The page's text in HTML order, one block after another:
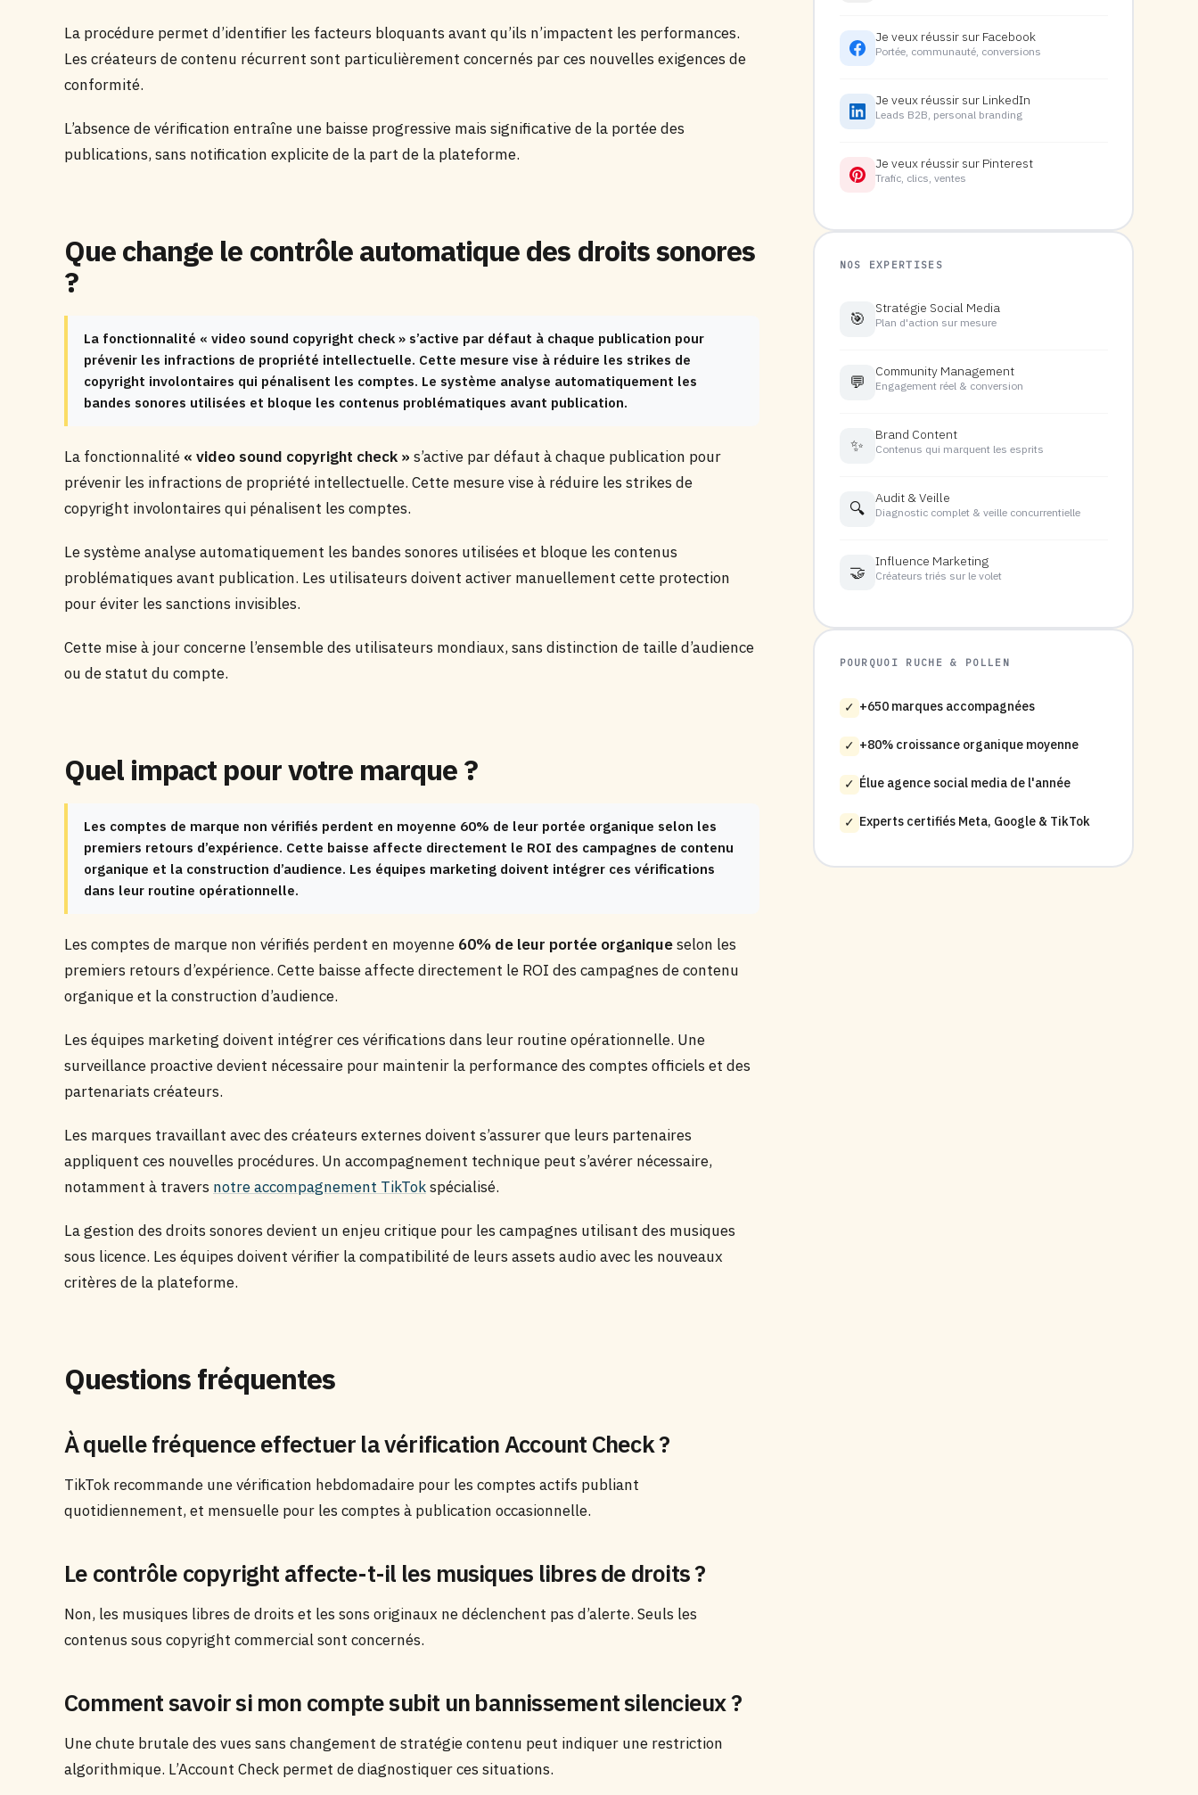
La procédure permet d’identifier les facteurs bloquants avant qu’ils n’impactent les performances.
Les créateurs de contenu récurrent sont particulièrement concernés par ces nouvelles exigences de
conformité.
L’absence de vérification entraîne une baisse progressive mais significative de la portée des
publications, sans notification explicite de la part de la plateforme.
Que change le contrôle automatique des droits sonores
?
La fonctionnalité « video sound copyright check » s’active par défaut à chaque publication pour
prévenir les infractions de propriété intellectuelle. Cette mesure vise à réduire les strikes de
copyright involontaires qui pénalisent les comptes. Le système analyse automatiquement les
bandes sonores utilisées et bloque les contenus problématiques avant publication.
La fonctionnalité « video sound copyright check » s’active par défaut à chaque publication pour
prévenir les infractions de propriété intellectuelle. Cette mesure vise à réduire les strikes de
copyright involontaires qui pénalisent les comptes.
Le système analyse automatiquement les bandes sonores utilisées et bloque les contenus
problématiques avant publication. Les utilisateurs doivent activer manuellement cette protection
pour éviter les sanctions invisibles.
Cette mise à jour concerne l’ensemble des utilisateurs mondiaux, sans distinction de taille d’audience
ou de statut du compte.
Quel impact pour votre marque ?
Les comptes de marque non vérifiés perdent en moyenne 60% de leur portée organique selon les
premiers retours d’expérience. Cette baisse affecte directement le ROI des campagnes de contenu
organique et la construction d’audience. Les équipes marketing doivent intégrer ces vérifications
dans leur routine opérationnelle.
Les comptes de marque non vérifiés perdent en moyenne 60% de leur portée organiqueselon les
premiers retours d’expérience. Cette baisse affecte directement le ROI des campagnes de contenu
organique et la construction d’audience.
Les équipes marketing doivent intégrer ces vérifications dans leur routine opérationnelle. Une
surveillance proactive devient nécessaire pour maintenir la performance des comptes officiels et des
partenariats créateurs.
Les marques travaillant avec des créateurs externes doivent s’assurer que leurs partenaires
appliquent ces nouvelles procédures. Un accompagnement technique peut s’avérer nécessaire,
notamment à travers notre accompagnement TikTokspécialisé.
La gestion des droits sonores devient un enjeu critique pour les campagnes utilisant des musiques
sous licence. Les équipes doivent vérifier la compatibilité de leurs assets audio avec les nouveaux
critères de la plateforme.
Questions fréquentes
À quelle fréquence effectuer la vérification Account Check ?
TikTok recommande une vérification hebdomadaire pour les comptes actifs publiant
quotidiennement, et mensuelle pour les comptes à publication occasionnelle.
Le contrôle copyright affecte-t-il les musiques libres de droits ?
Non, les musiques libres de droits et les sons originaux ne déclenchent pas d’alerte. Seuls les
contenus sous copyright commercial sont concernés.
Comment savoir si mon compte subit un bannissement silencieux ?
Une chute brutale des vues sans changement de stratégie contenu peut indiquer une restriction
algorithmique. L’Account Check permet de diagnostiquer ces situations.
Je veux réussir sur Facebook
Portée, communauté, conversions
Je veux réussir sur LinkedIn
Leads B2B, personal branding
Je veux réussir sur Pinterest
Trafic, clics, ventes
NOS EXPERTISES
🎯
Stratégie Social Media
Plan d'action sur mesure
💬
Community Management
Engagement réel & conversion
✨
Brand Content
Contenus qui marquent les esprits
🔍
Audit & Veille
Diagnostic complet & veille concurrentielle
🤝
Influence Marketing
Créateurs triés sur le volet
POURQUOI RUCHE & POLLEN
✓ +650 marques accompagnées
✓ +80% croissance organique moyenne
✓ Élue agence social media de l'année
✓ Experts certifiés Meta, Google & TikTok